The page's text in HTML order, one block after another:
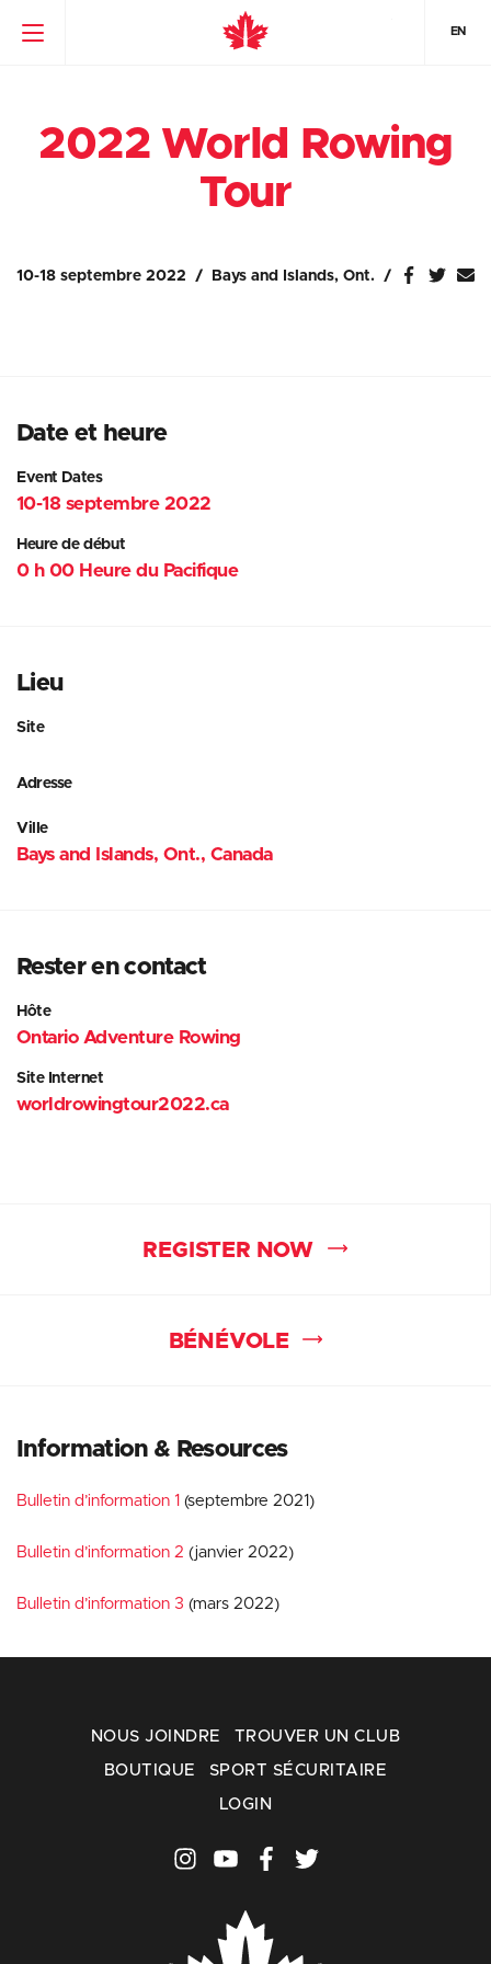
EN
2022 World Rowing
Tour
10-18 septembre 2022 Bays and Islands, Ont.
Date et heure
Event Dates
10-18 septembre 2022
Heure de début
0 h 00 Heure du Pacifique
Lieu
Site
Adresse
Ville
Bays and Islands, Ont., Canada
Rester en contact
Hôte
Ontario Adventure Rowing
Site Internet
worldrowingtour2022.ca
REGISTER NOW
BÉNÉVOLE
Information & Resources
Bulletin d’information 1 (septembre 2021)
Bulletin d’information 2 (janvier 2022)
Bulletin d’information 3 (mars 2022)
NOUS JOINDRE TROUVER UN CLUB
BOUTIQUE SPORT SÉCURITAIRE
LOGIN